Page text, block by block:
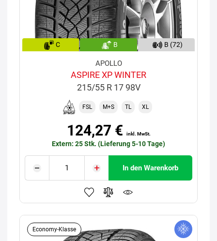
C B B (72)
APOLLO
ASPIRE XP WINTER
215/55 R 17 98V
FSL M+S TL XL
124,27 € inkl. MwSt.
Extern: 25 Stk. (Lieferung 5-10 Tage)
In den Warenkorb
Economy-Klasse